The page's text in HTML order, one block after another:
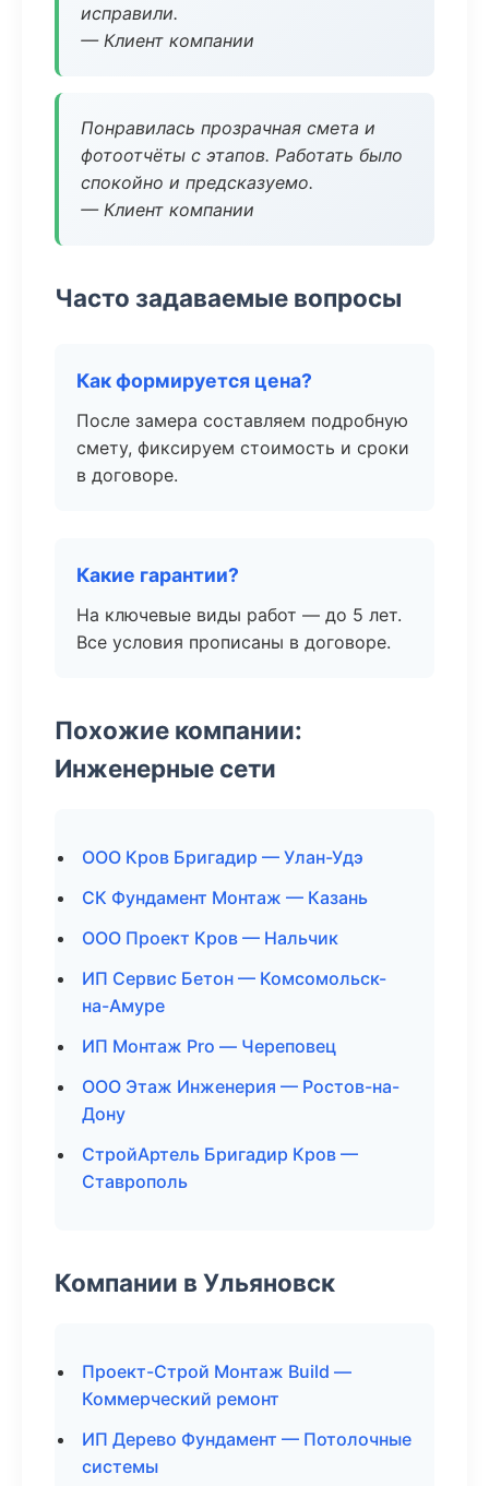
исправили.
— Клиент компании
Понравилась прозрачная смета и
фотоотчёты с этапов. Работать было
спокойно и предсказуемо.
— Клиент компании
Часто задаваемые вопросы
Как формируется цена?
После замера составляем подробную
смету, фиксируем стоимость и сроки
в договоре.
Какие гарантии?
На ключевые виды работ — до 5 лет.
Все условия прописаны в договоре.
Похожие компании:
Инженерные сети
ООО Кров Бригадир — Улан-Удэ
СК Фундамент Монтаж — Казань
ООО Проект Кров — Нальчик
ИП Сервис Бетон — Комсомольск-
на-Амуре
ИП Монтаж Pro — Череповец
ООО Этаж Инженерия — Ростов-на-
Дону
СтройАртель Бригадир Кров —
Ставрополь
Компании в Ульяновск
Проект-Строй Монтаж Build —
Коммерческий ремонт
ИП Дерево Фундамент — Потолочные
системы